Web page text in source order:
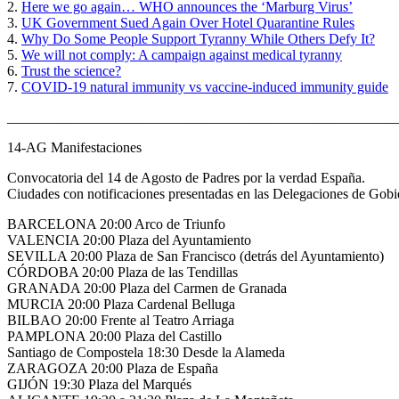
2. Here we go again… WHO announces the ‘Marburg Virus’
3. UK Government Sued Again Over Hotel Quarantine Rules
4. Why Do Some People Support Tyranny While Others Defy It?
5. We will not comply: A campaign against medical tyranny
6. Trust the science?
7. COVID-19 natural immunity vs vaccine-induced immunity guide
14-AG Manifestaciones
Convocatoria del 14 de Agosto de Padres por la verdad España.
Ciudades con notificaciones presentadas en las Delegaciones de
BARCELONA 20:00 Arco de Triunfo
VALENCIA 20:00 Plaza del Ayuntamiento
SEVILLA 20:00 Plaza de San Francisco (detrás del Ayuntamiento)
CÓRDOBA 20:00 Plaza de las Tendillas
GRANADA 20:00 Plaza del Carmen de Granada
MURCIA 20:00 Plaza Cardenal Belluga
BILBAO 20:00 Frente al Teatro Arriaga
PAMPLONA 20:00 Plaza del Castillo
Santiago de Compostela 18:30 Desde la Alameda
ZARAGOZA 20:00 Plaza de España
GIJÓN 19:30 Plaza del Marqués